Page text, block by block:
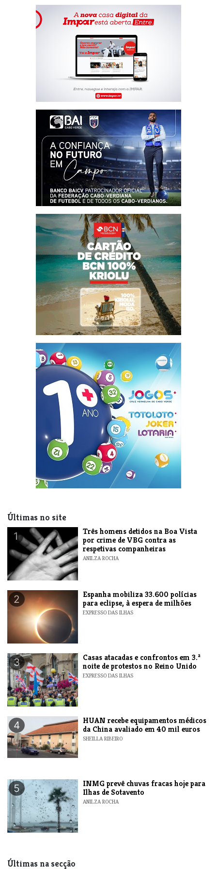
Últimas no site
1
Três homens detidos na Boa Vista
por crime de VBG contra as
respetivas companheiras
ANILZA ROCHA
2
Espanha mobiliza 33.600 polícias
para eclipse, à espera de milhões
EXPRESSO DAS ILHAS
3
Casas atacadas e confrontos em 3.ª
noite de protestos no Reino Unido
EXPRESSO DAS ILHAS
4
HUAN recebe equipamentos médicos
da China avaliado em 40 mil euros
SHEILLA RIBEIRO
5
INMG prevê chuvas fracas hoje para
Ilhas de Sotavento
ANILZA ROCHA
Últimas na secção